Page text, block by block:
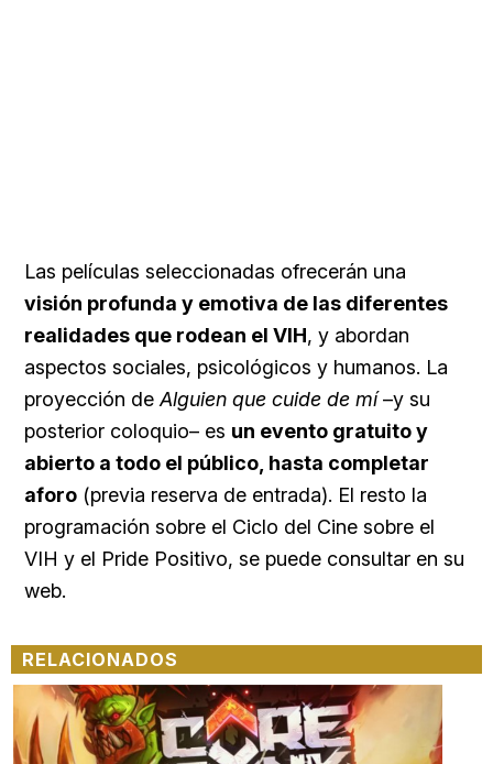
Las películas seleccionadas ofrecerán una
visión profunda y emotiva de las diferentes
realidades que rodean el VIH, y abordan
aspectos sociales, psicológicos y humanos. La
proyección deAlguien que cuide de mí–y su
posterior coloquio– es un evento gratuito y
abierto a todo el público, hasta completar
aforo (previa reserva de entrada). El resto la
programación sobre el Ciclo del Cine sobre el
VIH y el Pride Positivo, se puede consultar en su
web.
RELACIONADOS